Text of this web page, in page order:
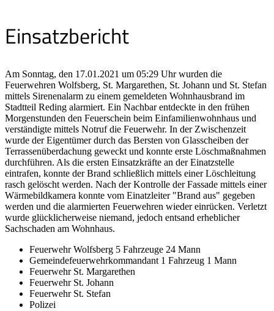
Einsatzbericht
Am Sonntag, den 17.01.2021 um 05:29 Uhr wurden die
Feuerwehren Wolfsberg, St. Margarethen, St. Johann und St. Stefan
mittels Sirenenalarm zu einem gemeldeten Wohnhausbrand im
Stadtteil Reding alarmiert. Ein Nachbar entdeckte in den frühen
Morgenstunden den Feuerschein beim Einfamilienwohnhaus und
verständigte mittels Notruf die Feuerwehr. In der Zwischenzeit
wurde der Eigentümer durch das Bersten von Glasscheiben der
Terrassenüberdachung geweckt und konnte erste Löschmaßnahmen
durchführen. Als die ersten Einsatzkräfte an der Einatzstelle
eintrafen, konnte der Brand schließlich mittels einer Löschleitung
rasch gelöscht werden. Nach der Kontrolle der Fassade mittels einer
Wärmebildkamera konnte vom Einatzleiter "Brand aus" gegeben
werden und die alarmierten Feuerwehren wieder einrücken. Verletzt
wurde glücklicherweise niemand, jedoch entsand erheblicher
Sachschaden am Wohnhaus.
Feuerwehr Wolfsberg 5 Fahrzeuge 24 Mann
Gemeindefeuerwehrkommandant 1 Fahrzeug 1 Mann
Feuerwehr St. Margarethen
Feuerwehr St. Johann
Feuerwehr St. Stefan
Polizei